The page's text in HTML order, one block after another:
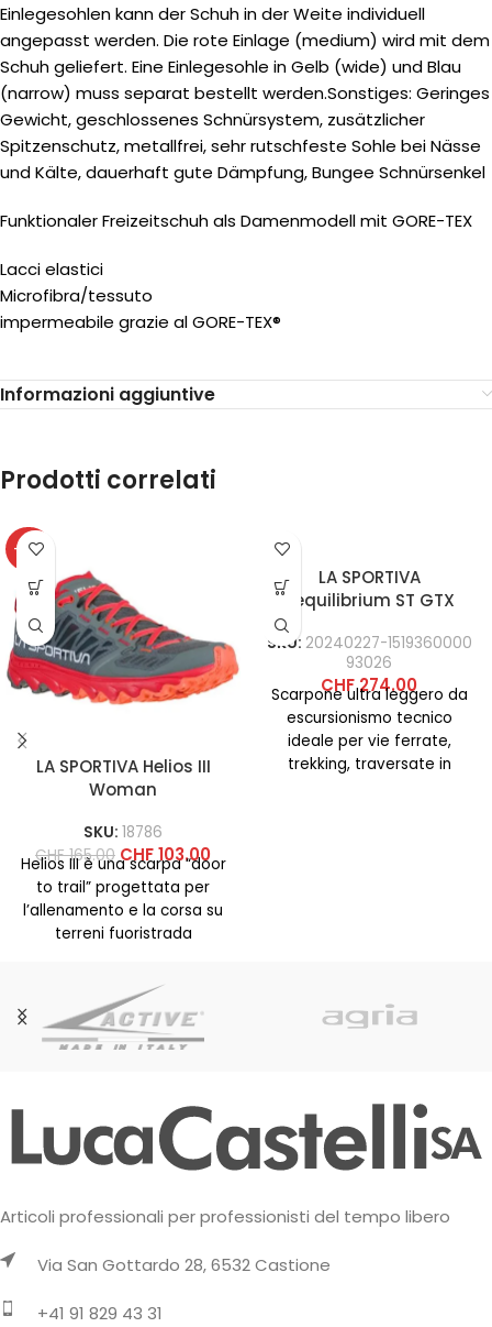
Einlegesohlen kann der Schuh in der Weite individuell
angepasst werden. Die rote Einlage (medium) wird mit dem
Schuh geliefert. Eine Einlegesohle in Gelb (wide) und Blau
(narrow) muss separat bestellt werden.Sonstiges: Geringes
Gewicht, geschlossenes Schnürsystem, zusätzlicher
Spitzenschutz, metallfrei, sehr rutschfeste Sohle bei Nässe
und Kälte, dauerhaft gute Dämpfung, Bungee Schnürsenkel
Funktionaler Freizeitschuh als Damenmodell mit GORE-TEX
Lacci elastici
Microfibra/tessuto
impermeabile grazie al GORE-TEX®
Informazioni aggiuntive
Prodotti correlati
-38%
LA SPORTIVA Helios III
Woman
SKU: 18786
CHF165.00 CHF103.00
Helios III è una scarpa “door
to trail” progettata per
l’allenamento e la corsa su
terreni fuoristrada
LA SPORTIVA
Aequilibrium ST GTX
SKU: 20240227-1519360000
93026
CHF274.00
Scarpone ultra leggero da
escursionismo tecnico
ideale per vie ferrate,
trekking, traversate in
Articoli professionali per professionisti del tempo libero
Via San Gottardo 28, 6532 Castione
+41 91 829 43 31